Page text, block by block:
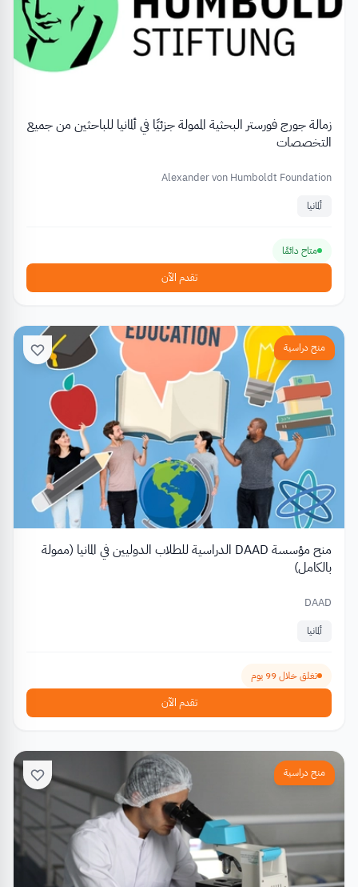
زمالة جورج فورستر البحثية الممولة جزئيًا في ألمانيا للباحثين من جميع
التخصصات
Alexander von Humboldt Foundation
ألمانيا
متاح دائمًا
تقدم الآن
منح دراسية
منح مؤسسة DAAD الدراسية للطلاب الدوليين في المانيا (ممولة
بالكامل)
DAAD
ألمانيا
تغلق خلال 99 يوم
تقدم الآن
منح دراسية